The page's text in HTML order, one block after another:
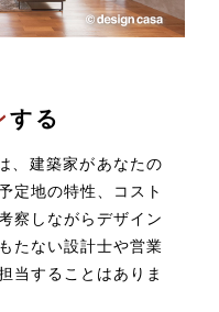
する
、建築家があなたの
定地の特性、コスト
察しながらデザイン
たない設計士や営業
当することはありま